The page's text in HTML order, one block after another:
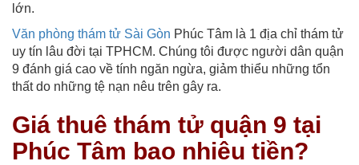
lớn.
Văn phòng thám tử Sài Gòn Phúc Tâm là 1 địa chỉ thám tử
uy tín lâu đời tại TPHCM. Chúng tôi được người dân quận
9 đánh giá cao về tính ngăn ngừa, giảm thiểu những tổn
thất do những tệ nạn nêu trên gây ra.
Giá thuê thám tử quận 9 tại
Phúc Tâm bao nhiêu tiền?